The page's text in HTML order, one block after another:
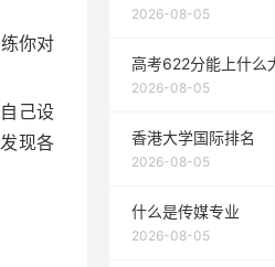
你对
己设
现各
2026-08-05
高考622分能上什么
2026-08-05
香港大学国际排名
2026-08-05
什么是传媒专业
2026-08-05